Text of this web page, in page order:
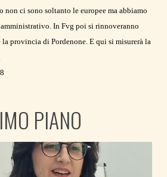
non ci sono soltanto le europee ma abbiamo
amministrativo. In Fvg poi si rinnoveranno
la provincia di Pordenone. E qui si misurerà la
PIANO